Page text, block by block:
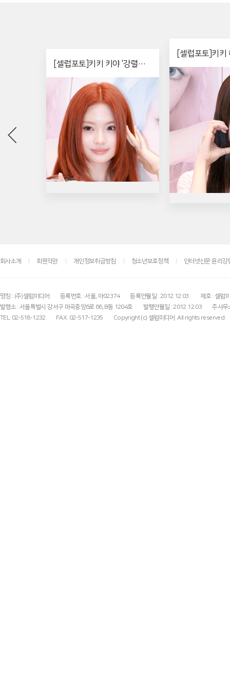
[셀럽포토]키키 키야 '강렬한
레드 헤어'
[셀럽포토]키키
트'
회사소개 회원약관 개인정보취급방침 청소년보호정책 인터넷신문 윤리강
명칭 : (주)셀럽미디어 등록번호 : 서울, 아02374 등록연월일 : 2012.12.03.
제호 : 셀럽
발행소 : 서울특별시 강서구 마곡중앙6로 66, B동 1204호
발행연월일 : 2012.12.03
주사무
TEL. 02-518-1232
FAX. 02-517-1235 Copyright (c) 셀럽미디어. All rights reserved.